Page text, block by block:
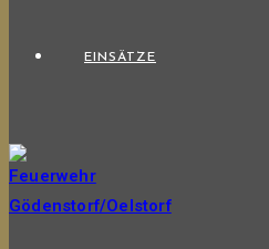
EINSÄTZE